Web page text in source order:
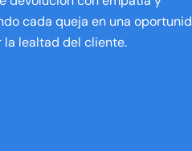
cada queja en una
la lealtad del cliente.